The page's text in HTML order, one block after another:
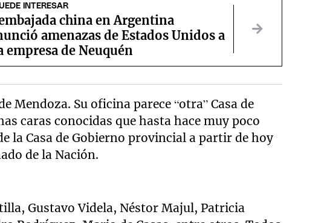
INTERESAR
china en Argentina
amenazas de Estados Unidos a
empresa de Neuquén
Mendoza. Su oficina parece “otra” Casa de
caras conocidas que hasta hace muy poco
la Casa de Gobierno provincial a partir de hoy
de la Nación.
Gustavo Videla, Néstor Majul, Patricia